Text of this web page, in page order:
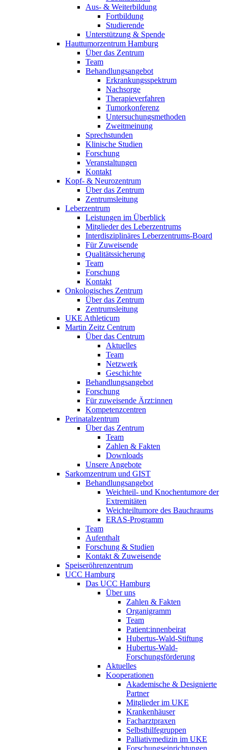
Aus- & Weiterbildung
Fortbildung
Studierende
Unterstützung & Spende
Hauttumorzentrum Hamburg
Über das Zentrum
Team
Behandlungsangebot
Erkrankungsspektrum
Nachsorge
Therapieverfahren
Tumorkonferenz
Untersuchungsmethoden
Zweitmeinung
Sprechstunden
Klinische Studien
Forschung
Veranstaltungen
Kontakt
Kopf- & Neurozentrum
Über das Zentrum
Zentrumsleitung
Leberzentrum
Leistungen im Überblick
Mitglieder des Leberzentrums
Interdisziplinäres Leberzentrums-Board
Für Zuweisende
Qualitätssicherung
Team
Forschung
Kontakt
Onkologisches Zentrum
Über das Zentrum
Zentrumsleitung
UKE Athleticum
Martin Zeitz Centrum
Über das Centrum
Aktuelles
Team
Netzwerk
Geschichte
Behandlungsangebot
Forschung
Für zuweisende Ärzt:innen
Kompetenzcentren
Perinatalzentrum
Über das Zentrum
Team
Zahlen & Fakten
Downloads
Unsere Angebote
Sarkomzentrum und GIST
Behandlungsangebot
Weichteil- und Knochentumore der
Extremitäten
Weichteiltumore des Bauchraums
ERAS-Programm
Team
Aufenthalt
Forschung & Studien
Kontakt & Zuweisende
Speiseröhrenzentrum
UCC Hamburg
Das UCC Hamburg
Über uns
Zahlen & Fakten
Organigramm
Team
Patient:innenbeirat
Hubertus-Wald-Stiftung
Hubertus-Wald-
Forschungsförderung
Aktuelles
Kooperationen
Akademische & Designierte
Partner
Mitglieder im UKE
Krankenhäuser
Facharztpraxen
Selbsthilfegruppen
Palliativmedizin im UKE
Forschungseinrichtungen